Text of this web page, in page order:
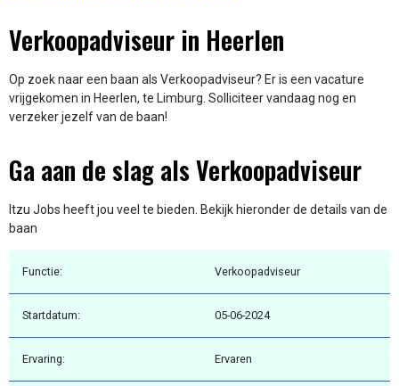
Verkoopadviseur in Heerlen
Op zoek naar een baan als Verkoopadviseur? Er is een vacature
vrijgekomen in Heerlen, te Limburg. Solliciteer vandaag nog en
verzeker jezelf van de baan!
Ga aan de slag als Verkoopadviseur
Itzu Jobs heeft jou veel te bieden. Bekijk hieronder de details van de
baan
Functie: Verkoopadviseur
Startdatum: 05-06-2024
Ervaring: Ervaren